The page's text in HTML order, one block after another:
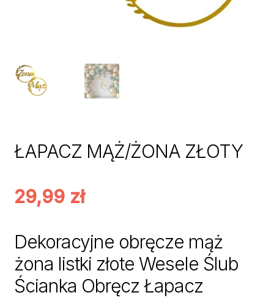
ŁAPACZ MĄŻ/ŻONA ZŁOTY
29,99 zł
Dekoracyjne obręcze mąż
żona listki złote Wesele Ślub
Ścianka Obręcz Łapacz